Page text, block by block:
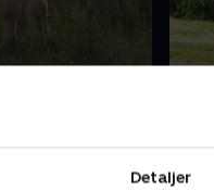
Detaljer
1-4 år. Filmene
underholdende.
er